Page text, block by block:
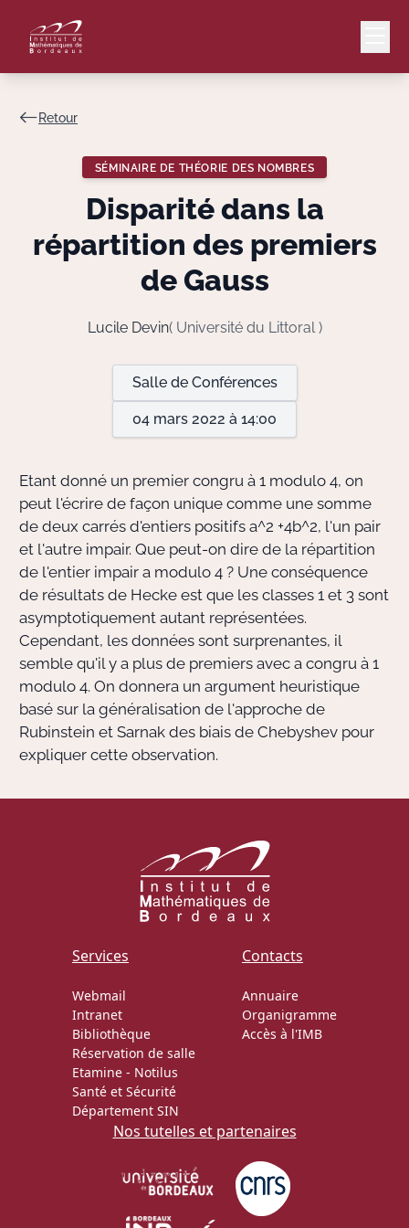
Lang
Doctorant·e·s
Bibliothèque
Retour
SÉMINAIRE DE THÉORIE DES NOMBRES
Disparité dans la
répartition des premiers
de Gauss
Lucile Devin( Université du Littoral )
Salle de Conférences
04 mars 2022 à 14:00
Etant donné un premier congru à 1 modulo 4, on
peut l'écrire de façon unique comme une somme
de deux carrés d'entiers positifs a^2 +4b^2, l'un pair
et l'autre impair. Que peut-on dire de la répartition
de l'entier impair a modulo 4 ? Une conséquence
de résultats de Hecke est que les classes 1 et 3 sont
asymptotiquement autant représentées.
Cependant, les données sont surprenantes, il
semble qu'il y a plus de premiers avec a congru à 1
modulo 4. On donnera un argument heuristique
basé sur la généralisation de l'approche de
Rubinstein et Sarnak des biais de Chebyshev pour
expliquer cette observation.
Services
Webmail
Intranet
Bibliothèque
Réservation de salle
Etamine - Notilus
Santé et Sécurité
Département SIN
Contacts
Annuaire
Organigramme
Accès à l'IMB
Nos tutelles et partenaires